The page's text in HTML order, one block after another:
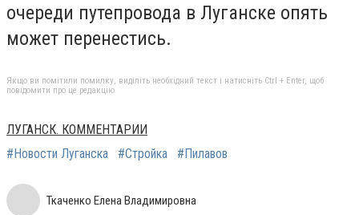
очереди путепровода в Луганске опять
может перенестись.
Якщо ви помітили помилку, виділіть необхідний текст і натисніть Ctrl + Enter, щоб
повідомити про це редакцію
ЛУГАНСК. КОММЕНТАРИИ
#Новости Луганска
#Стройка #Пилавов
Ткаченко Елена Владимировна